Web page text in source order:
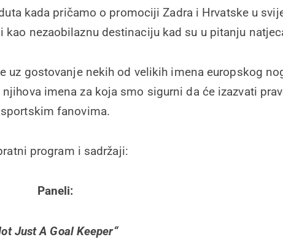
kada pričamo o promociji Zadra i Hrvatske u
nezaobilaznu destinaciju kad su u pitanju
uz gostovanje nekih od velikih imena europskog
imena za koja smo sigurni da će izazvati
sportskim fanovima.
program i sadržaji:
Paneli:
Just A Goal Keeper“